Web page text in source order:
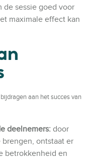
de sessie goed voor
maximale effect kan
aan het succes van
deelnemers: door
ontstaat er
betrokkenheid en